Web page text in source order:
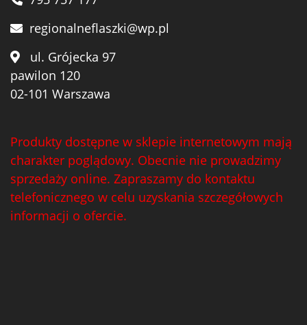
regionalneflaszki@wp.pl
ul. Grójecka 97
pawilon 120
02-101 Warszawa
Produkty dostępne w sklepie internetowym mają
charakter poglądowy. Obecnie nie prowadzimy
sprzedaży online. Zapraszamy do kontaktu
telefonicznego w celu uzyskania szczegółowych
informacji o ofercie.